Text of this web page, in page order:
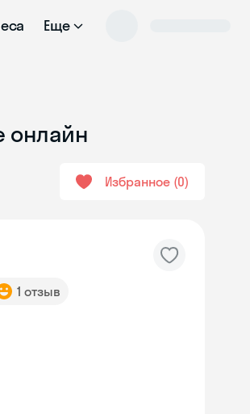
Еще
онлайн
Избранное 0
1 отзыв